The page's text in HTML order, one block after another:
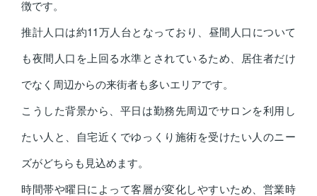
徴です。
推計人口は約11万人台となっており、昼間人口について
も夜間人口を上回る水準とされているため、居住者だけ
でなく周辺からの来街者も多いエリアです。
こうした背景から、平日は勤務先周辺でサロンを利用し
たい人と、自宅近くでゆっくり施術を受けたい人のニー
ズがどちらも見込めます。
時間帯や曜日によって客層が変化しやすいため、営業時